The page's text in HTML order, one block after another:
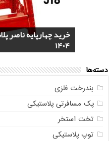
4 مدل گلدان
مشخصات)
1404
خرید گلدان
ناصر + قیمت روز
خرید سرویس
مستقیم از تولیدی
دسته‌ها
بندرخت فلزی
پک مسافرتی پلاستیکی
تخت استخر
توپ پلاستیکی